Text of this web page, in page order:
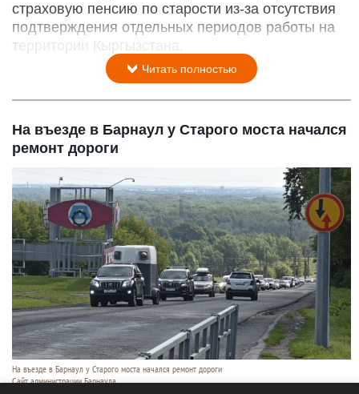
страховую пенсию по старости из-за отсутствия
подтверждения отдельных периодов работы на
территории Кыргызстана.
Читать полностью
На въезде в Барнаул у Старого моста начался
ремонт дороги
На въезде в Барнаул у Старого моста начался ремонт дороги
Сайт администрации Барнаула